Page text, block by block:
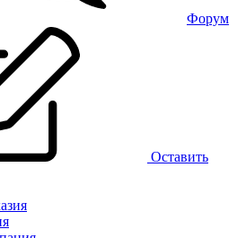
Форум
Оставить